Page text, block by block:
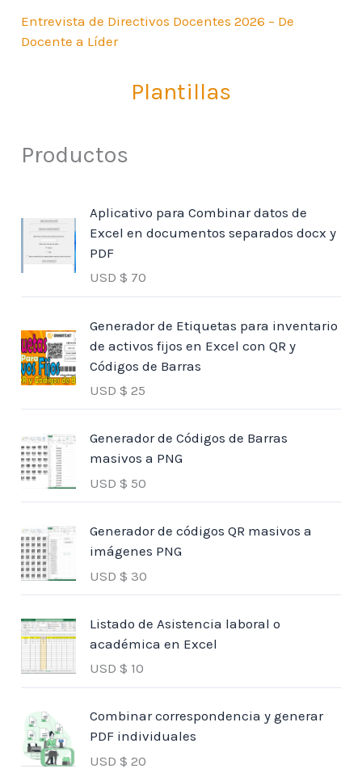
Entrevista de Directivos Docentes 2026 – De
Docente a Líder
Plantillas
Productos
Aplicativo para Combinar datos de
Excel en documentos separados docx y
PDF
USD $ 70
Generador de Etiquetas para inventario
de activos fijos en Excel con QR y
Códigos de Barras
USD $ 25
Generador de Códigos de Barras
masivos a PNG
USD $ 50
Generador de códigos QR masivos a
imágenes PNG
USD $ 30
Listado de Asistencia laboral o
académica en Excel
USD $ 10
Combinar correspondencia y generar
PDF individuales
USD $ 20